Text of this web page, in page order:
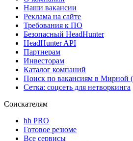
Наши вакансии
Реклама на сайте
Требования к ПО
Безопасный HeadHunter
HeadHunter API
Партнерам
Инвесторам
Каталог компаний
Поиск по вакансиям в Мирной
Сетка: соцсеть для нетворкинга
Соискателям
hh PRO
Готовое резюме
Все сервисы